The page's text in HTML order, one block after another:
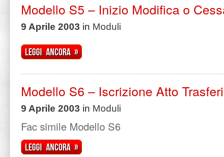
Modello S5 – Inizio Modifica o
9 Aprile 2003 in Moduli
Leggi ancora »
Modello S6 – Iscrizione Atto
9 Aprile 2003 in Moduli
Fac simile Modello S6
Leggi ancora »